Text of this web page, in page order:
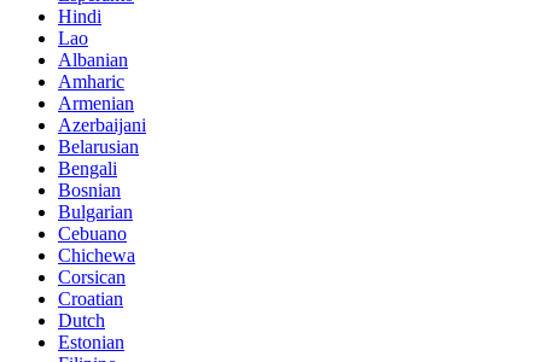
Hindi
Lao
Albanian
Amharic
Armenian
Azerbaijani
Belarusian
Bengali
Bosnian
Bulgarian
Cebuano
Chichewa
Corsican
Croatian
Dutch
Estonian